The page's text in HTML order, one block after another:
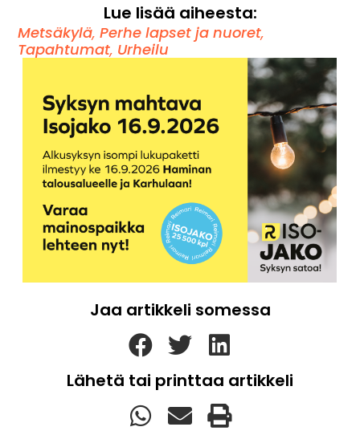
Lue lisää aiheesta:
Metsäkylä,Perhe lapset ja nuoret,
Tapahtumat, Urheilu
Jaa artikkeli somessa
Lähetä tai printtaa artikkeli